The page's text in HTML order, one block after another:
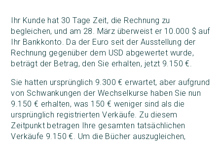
Ihr Kunde hat 30 Tage Zeit, die Rechnung zu
begleichen, und am 28. März überweist er 10.000 $ auf
Ihr Bankkonto. Da der Euro seit der Ausstellung der
Rechnung gegenüber dem USD abgewertet wurde,
beträgt der Betrag, den Sie erhalten, jetzt 9.150 €.
Sie hatten ursprünglich 9.300 € erwartet, aber aufgrund
von Schwankungen der Wechselkurse haben Sie nun
9.150 € erhalten, was 150 € weniger sind als die
ursprünglich registrierten Verkäufe. Zu diesem
Zeitpunkt betragen Ihre gesamten tatsächlichen
Verkäufe 9.150 €. Um die Bücher auszugleichen,